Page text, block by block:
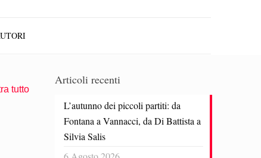
tutto
Articoli recenti
L’autunno dei piccoli partiti: da
Fontana a Vannacci, da Di Battista a
Silvia Salis